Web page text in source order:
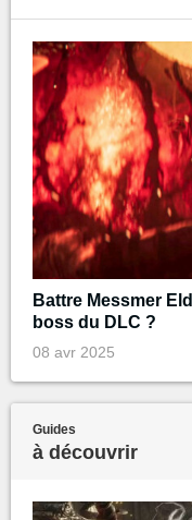
Battre Messmer
boss du DLC ?
08 avr 2025
Guides
à découvrir